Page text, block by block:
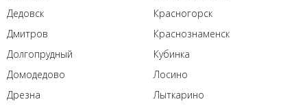
Дедовск
Дмитров
Долгопрудный
Домодедово
Дрезна
Красногорск
Краснознаменск
Кубинка
Лосино
Лыткарино